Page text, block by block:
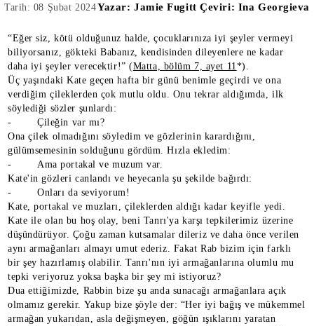
Tarih: 08 Şubat 2024Yazar: Jamie Fugitt Çeviri: Ina Georgieva
“Eğer siz, kötü olduğunuz halde, çocuklarınıza iyi şeyler vermeyi
biliyorsanız, gökteki Babanız, kendisinden dileyenlere ne kadar
daha iyi şeyler verecektir!” (Matta, bölüm 7, ayet 11 *).
Üç yaşındaki Kate geçen hafta bir günü benimle geçirdi ve ona
verdiğim çileklerden çok mutlu oldu. Onu tekrar aldığımda, ilk
söylediği sözler şunlardı:
- Çileğin var mı?
Ona çilek olmadığını söyledim ve gözlerinin karardığını,
gülümsemesinin solduğunu gördüm. Hızla ekledim:
- Ama portakal ve muzum var.
Kate'in gözleri canlandı ve heyecanla şu şekilde bağırdı:
- Onları da seviyorum!
Kate, portakal ve muzları, çileklerden aldığı kadar keyifle yedi.
Kate ile olan bu hoş olay, beni Tanrı'ya karşı tepkilerimiz üzerine
düşündürüyor. Çoğu zaman kutsamalar dileriz ve daha önce verilen
aynı armağanları almayı umut ederiz. Fakat Rab bizim için farklı
bir şey hazırlamış olabilir. Tanrı'nın iyi armağanlarına olumlu mu
tepki veriyoruz yoksa başka bir şey mi istiyoruz?
Dua ettiğimizde, Rabbin bize şu anda sunacağı armağanlara açık
olmamız gerekir. Yakup bize şöyle der: “Her iyi bağış ve mükemmel
armağan yukarıdan, asla değişmeyen, göğün ışıklarını yaratan